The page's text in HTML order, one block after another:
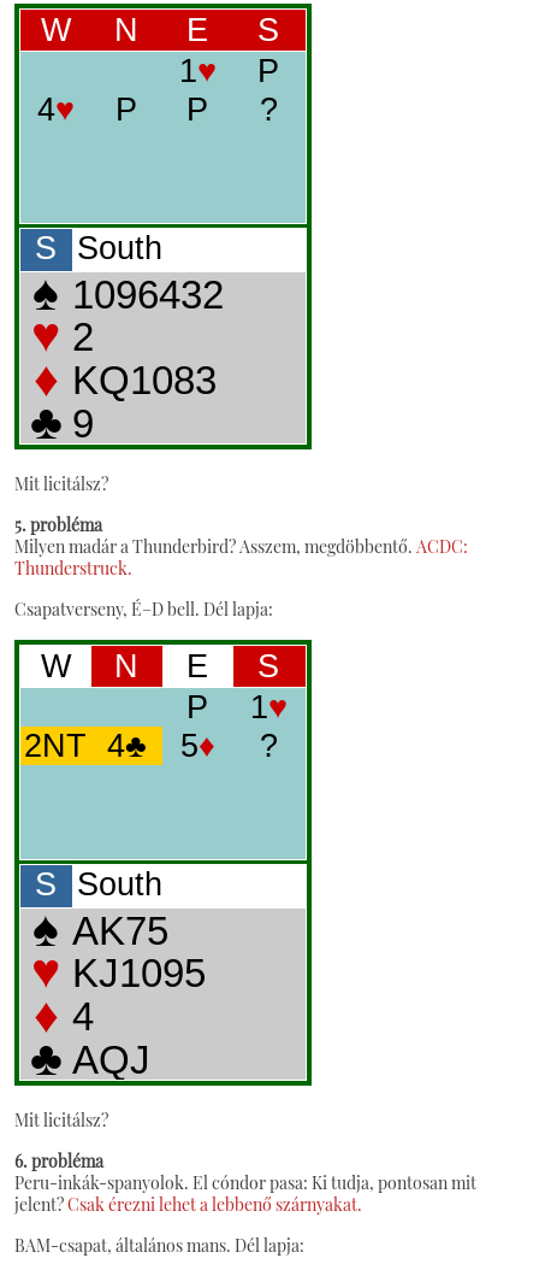
Mit licitálsz?
5. probléma
Milyen madár a Thunderbird? Asszem, megdöbbentő. ACDC:
Thunderstruck.
Csapatverseny, É–D bell. Dél lapja:
Mit licitálsz?
6. probléma
Peru-inkák-spanyolok. El cóndor pasa: Ki tudja, pontosan mit
jelent?Csak érezni lehet a lebbenő szárnyakat.
BAM-csapat, általános mans. Dél lapja: